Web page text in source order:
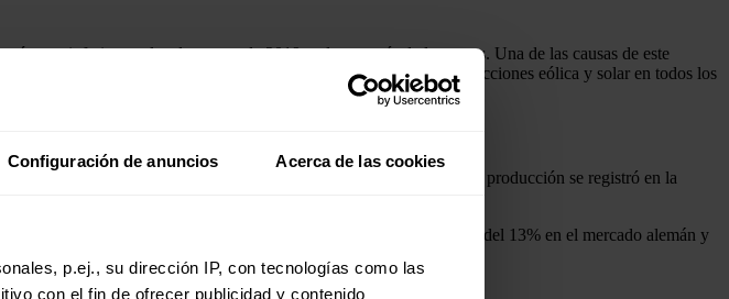
Configuración de anuncios Acerca de las cookies
p.ej., su dirección IP, con tecnologías como las
con el fin de ofrecer publicidad y contenido
son inferiores a los de agosto de 2019 en la mayoría de los casos. Una de las causas de este
de 2019. Un dato positivo es el aumento interanual de las producciones eólica y solar en todos los
en comparación con agosto de 2019. El mayor incremento en la producción se registró en la
de un 3,0%.
decreció en todos los mercados europeos. Se destaca la caída del 13% en el mercado alemán y
del mercado portugués y el 8,1% del mercado italiano.